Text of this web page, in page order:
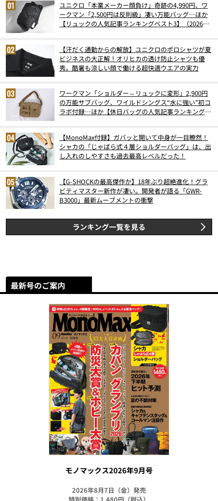
ユニクロ「本業メーカー顔負け」奇跡の4,990円、ワ
ークマン「2,500円は反則級」凄い万能バッグ…ほか
【リュックの人気記事ランキングベスト3】（2026年
【汗だく通勤からの解放】ユニクロのポロシャツが夏
ビジネスの大正解！オリヒカの透け防止シャツも優
秀。酷暑も涼しい顔で働ける超快適ウエアの実力
ワークマン「ショルダー⇔リュックに変形」2,900円
の万能サブバッグ、ワイルドシングス“水に強い”初コ
ラボ付録…ほか【休日バッグの人気記事ランキングベ
【MonoMax付録】ガバッと開いて中身が一目瞭然！
シャカの「じゃばら式４層ショルダーバッグ」は、出
し入れのしやすさも過去最高レベルだった！
【G-SHOCKの最高傑作か】18年ぶり超絶進化！グラ
ビティマスター新作が凄い。開発者が語る「GWR-
B3000」最新ムーブメントの衝撃
ランキング一覧を見る
最新号のご案内
モノマックス2026年9月号
2026年8月7日（金）発売